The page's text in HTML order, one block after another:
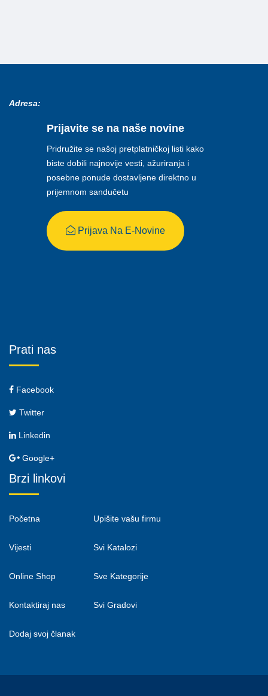
Adresa:
Prijavite se na naše novine
Pridružite se našoj pretplatničkoj listi kako
biste dobili najnovije vesti, ažuriranja i
posebne ponude dostavljene direktno u
prijemnom sandučetu
Prijava Na E-Novine
Prati nas
Facebook
Twitter
Linkedin
Google+
Brzi linkovi
Početna
Vijesti
Online Shop
Kontaktiraj nas
Dodaj svoj članak
Upišite vašu firmu
Svi Katalozi
Sve Kategorije
Svi Gradovi